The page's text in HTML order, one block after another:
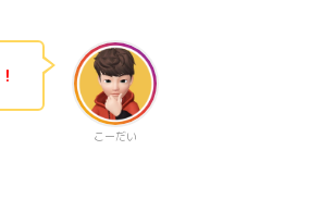
こーだい